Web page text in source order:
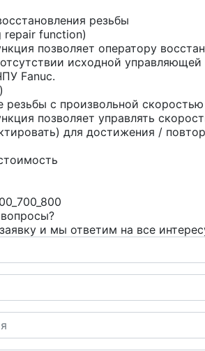
резьбы
repair function)
позволяет оператору
исходной
Fanuc.
резьбы с произвольной
позволяет управлять
для достижения /
и мы ответим на все